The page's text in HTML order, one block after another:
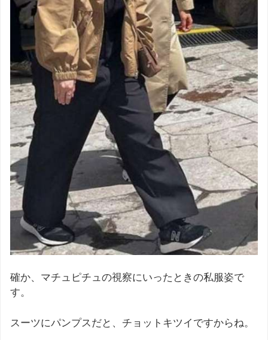
確か、マチュピチュの視察にいったときの私服姿で
す。
スーツにパンプスだと、チョットキツイですからね。